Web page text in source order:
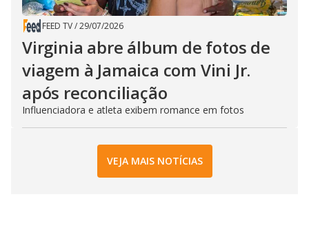
FEED TV/29/07/2026
Virginia abre álbum de fotos de
viagem à Jamaica com Vini Jr.
após reconciliação
Influenciadora e atleta exibem romance em fotos
VEJA MAIS NOTÍCIAS